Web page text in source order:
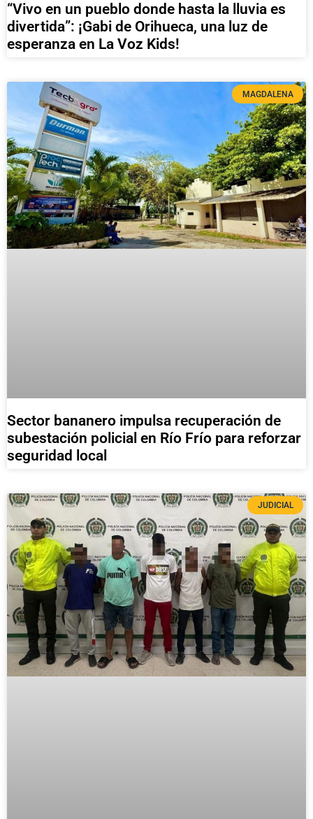
“Vivo en un pueblo donde hasta la lluvia es
divertida”: ¡Gabi de Orihueca, una luz de
esperanza en La Voz Kids!
MAGDALENA
Sector bananero impulsa recuperación de
subestación policial en Río Frío para reforzar
seguridad local
JUDICIAL